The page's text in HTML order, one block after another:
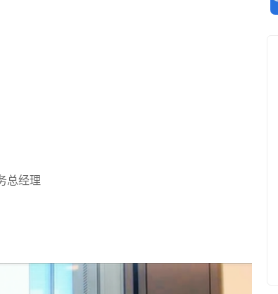
总经理